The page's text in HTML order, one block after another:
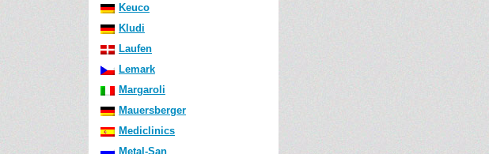
Keuco
Kludi
Laufen
Lemark
Margaroli
Mauersberger
Mediclinics
Metal-San